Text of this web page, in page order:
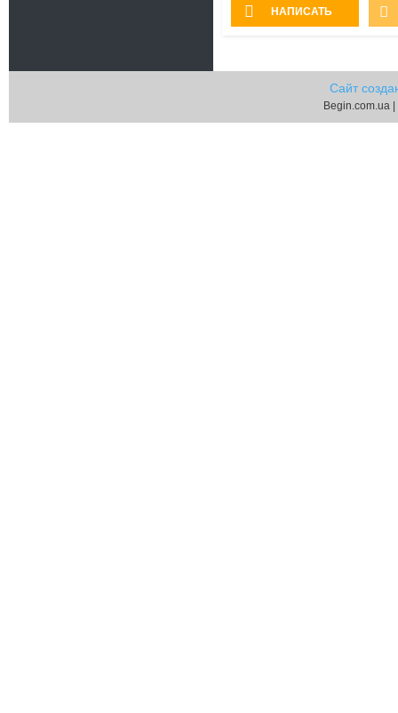
НАПИСАТЬ
Сайт
Begin.com.ua |